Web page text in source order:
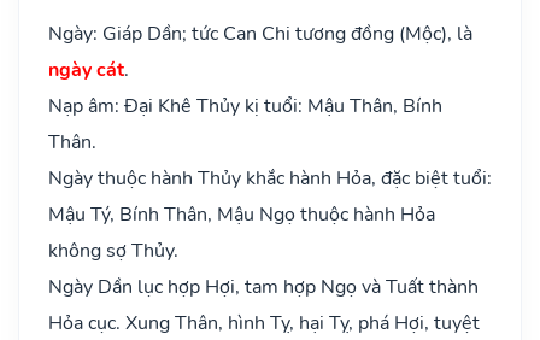
Ngày: Giáp Dần; tức Can Chi tương đồng (Mộc), là
ngày cát.
Nạp âm: Đại Khê Thủy kị tuổi: Mậu Thân, Bính
Thân.
Ngày thuộc hành Thủy khắc hành Hỏa, đặc biệt tuổi:
Mậu Tý, Bính Thân, Mậu Ngọ thuộc hành Hỏa
không sợ Thủy.
Ngày Dần lục hợp Hợi, tam hợp Ngọ và Tuất thành
Hỏa cục. Xung Thân, hình Tỵ, hại Tỵ, phá Hợi, tuyệt